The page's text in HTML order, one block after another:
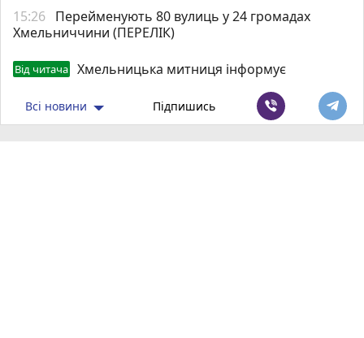
15:26 Перейменують 80 вулиць у 24 громадах
Хмельниччини (ПЕРЕЛІК)
Від читача Хмельницька митниця інформує
Всі новини Підпишись